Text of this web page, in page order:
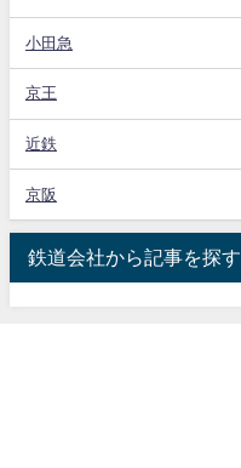
小田急
京王
近鉄
京阪
鉄道会社から記事を探す